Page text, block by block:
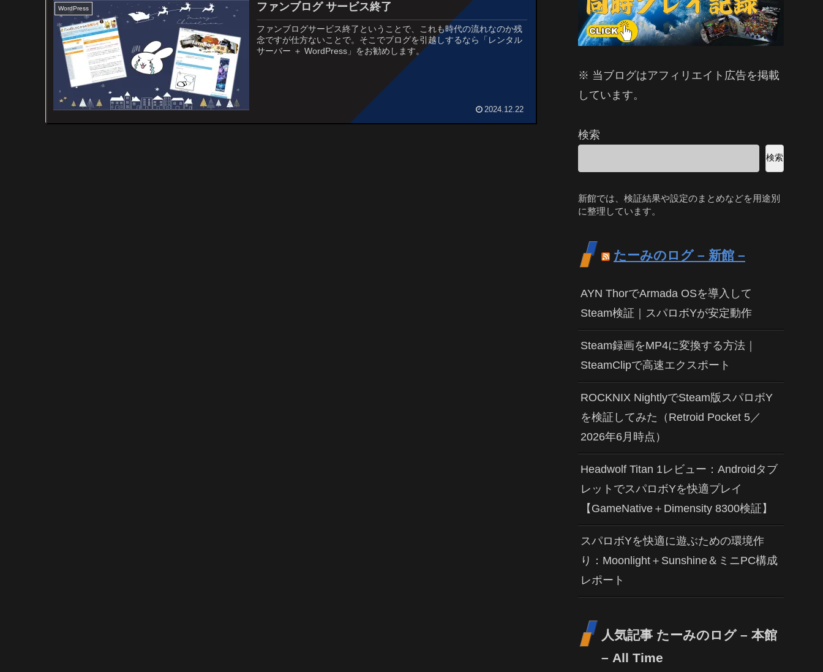
WordPress ファンブログ サービス終了
ファンブログサービス終了ということで、これも時代の流れなのか残
念ですが仕方ないことで。そこでブログを引越しするなら「レンタル
サーバー ＋ WordPress」をお勧めします。
2024.12.22
※ 当ブログはアフィリエイト広告を掲載
しています。
検索
検索
新館では、検証結果や設定のまとめなどを用途別
に整理しています。
たーみのログ – 新館 –
AYN ThorでArmada OSを導入して
Steam検証｜スパロボYが安定動作
Steam録画をMP4に変換する方法｜
SteamClipで高速エクスポート
ROCKNIX NightlyでSteam版スパロボY
を検証してみた（Retroid Pocket 5／
2026年6月時点）
Headwolf Titan 1レビュー：Androidタブ
レットでスパロボYを快適プレイ
【GameNative＋Dimensity 8300検証】
スパロボYを快適に遊ぶための環境作
り：Moonlight＋Sunshine＆ミニPC構成
レポート
人気記事 たーみのログ – 本館
– All Time